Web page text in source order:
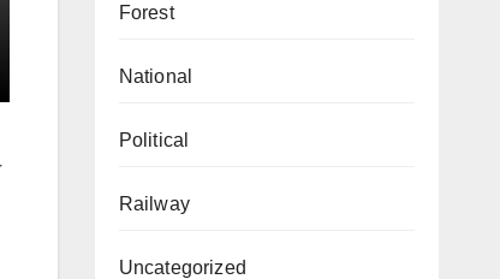
Forest
National
Political
Railway
Uncategorized